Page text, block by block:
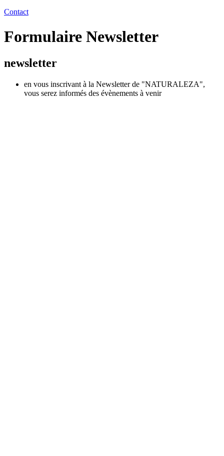
Contact
Formulaire Newsletter
newsletter
en vous inscrivant à la Newsletter de "NATURALEZA",
vous serez informés des évènements à venir